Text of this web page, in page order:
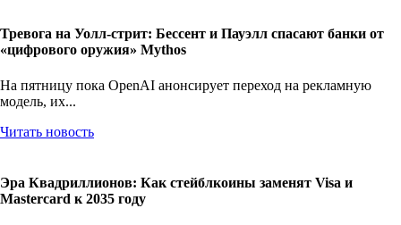
Тревога на Уолл-стрит: Бессент и Пауэлл спасают банки от
«цифрового оружия» Mythos
На пятницу пока OpenAI анонсирует переход на рекламную
модель, их...
Читать новость
Эра Квадриллионов: Как стейблкоины заменят Visa и
Mastercard к 2035 году